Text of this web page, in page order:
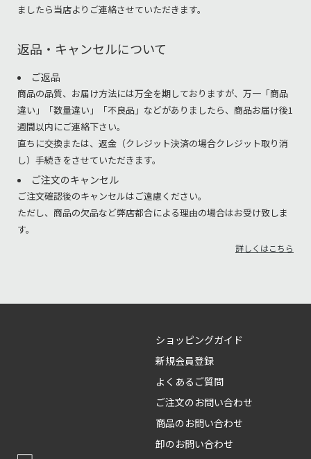
ましたら当店よりご連絡させていただきます。
返品・キャンセルについて
ご返品
商品の品質、お届け方法には万全を期しておりますが、万一「商品
違い」「数量違い」「不良品」などがありましたら、商品お届け後1
週間以内にご連絡下さい。
直ちに交換または、返金（クレジット決済の場合クレジット取り消
し）手続きをさせていただきます。
ご注文のキャンセル
ご注文確認後のキャンセルはご遠慮ください。
ただし、商品の欠品など弊店都合による理由の場合はお受け致しま
す。
詳しくはこちら
ショッピングガイド
新規会員登録
よくあるご質問
ご注文のお問い合わせ
商品のお問い合わせ
卸のお問い合わせ